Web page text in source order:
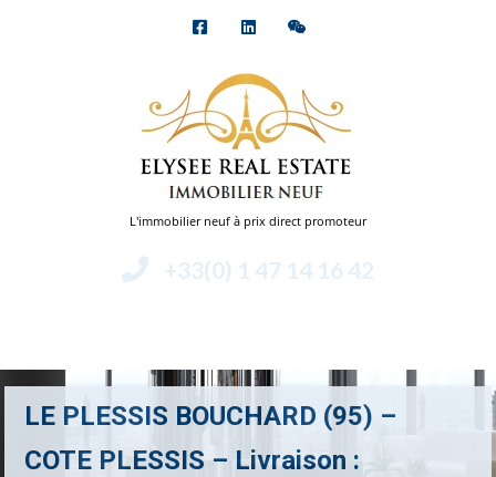
L'immobilier neuf à prix direct promoteur
+33(0) 1 47 14 16 42
LE PLESSIS BOUCHARD (95) –
COTE PLESSIS – Livraison :